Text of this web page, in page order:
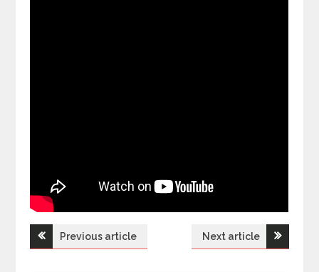
Н
Previous article Next article